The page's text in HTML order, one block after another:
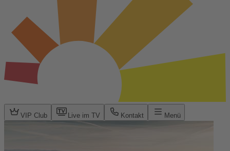
VIP Club Live im TV Kontakt Menü